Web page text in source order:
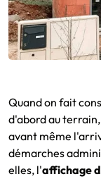
Quand on fait
d'abord au
avant même
démarches
elles, l'affichage